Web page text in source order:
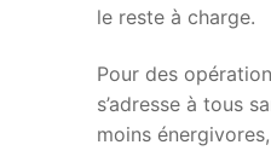
le reste à charge.
Pour des
s’adresse à tous
moins